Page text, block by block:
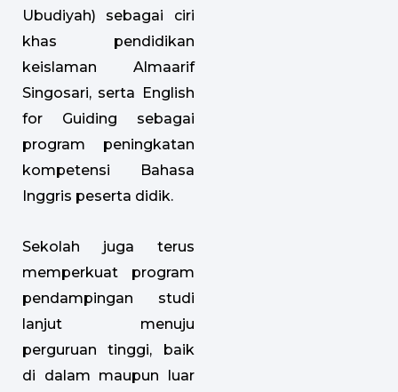
Ubudiyah) sebagai ciri
khas pendidikan
keislaman Almaarif
Singosari, serta English
for Guiding sebagai
program peningkatan
kompetensi Bahasa
Inggris peserta didik.
Sekolah juga terus
memperkuat program
pendampingan studi
lanjut menuju
perguruan tinggi, baik
di dalam maupun luar